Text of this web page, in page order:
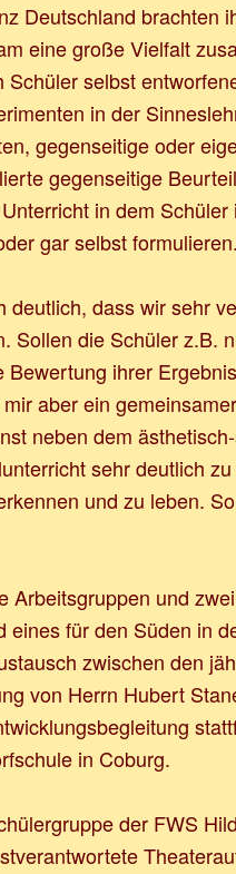
Deutschland brachten
eine große Vielfalt
selbst
in der
gegenseitige oder
gegenseitige
in dem Schüler
gar selbst formulieren.
dass wir sehr
Sollen die Schüler z.B.
ihrer
aber ein
neben dem
sehr deutlich
und zu leben.
Arbeitsgruppen und
für den Süden in
zwischen den
von Herrn Hubert
in Coburg.
der FWS